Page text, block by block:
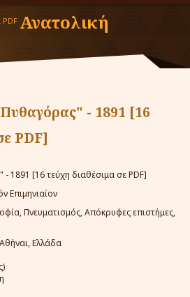
Ανατολική
- 1891 [16
PDF]
1891 [16 τεύχη διαθέσιμα σε PDF]
Επιμηνιαίον
Πνευματισμός, Απόκρυφες επιστήμες,
Ελλάδα